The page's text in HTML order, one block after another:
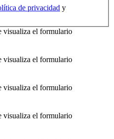
de privacidad y
visualiza el formulario
visualiza el formulario
visualiza el formulario
visualiza el formulario